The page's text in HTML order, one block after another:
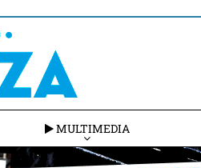
MULTIMEDIA